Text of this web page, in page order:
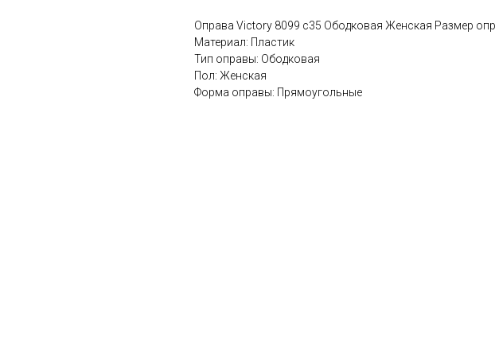
Оправа Victory 8099 c35 Ободковая Женская Размер
Материал: Пластик
Тип оправы: Ободковая
Пол: Женская
Форма оправы: Прямоугольные